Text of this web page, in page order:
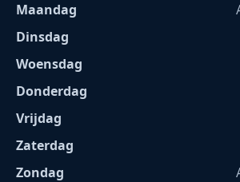
Maandag
Dinsdag
Woensdag
Donderdag
Vrijdag
Zaterdag
Zondag